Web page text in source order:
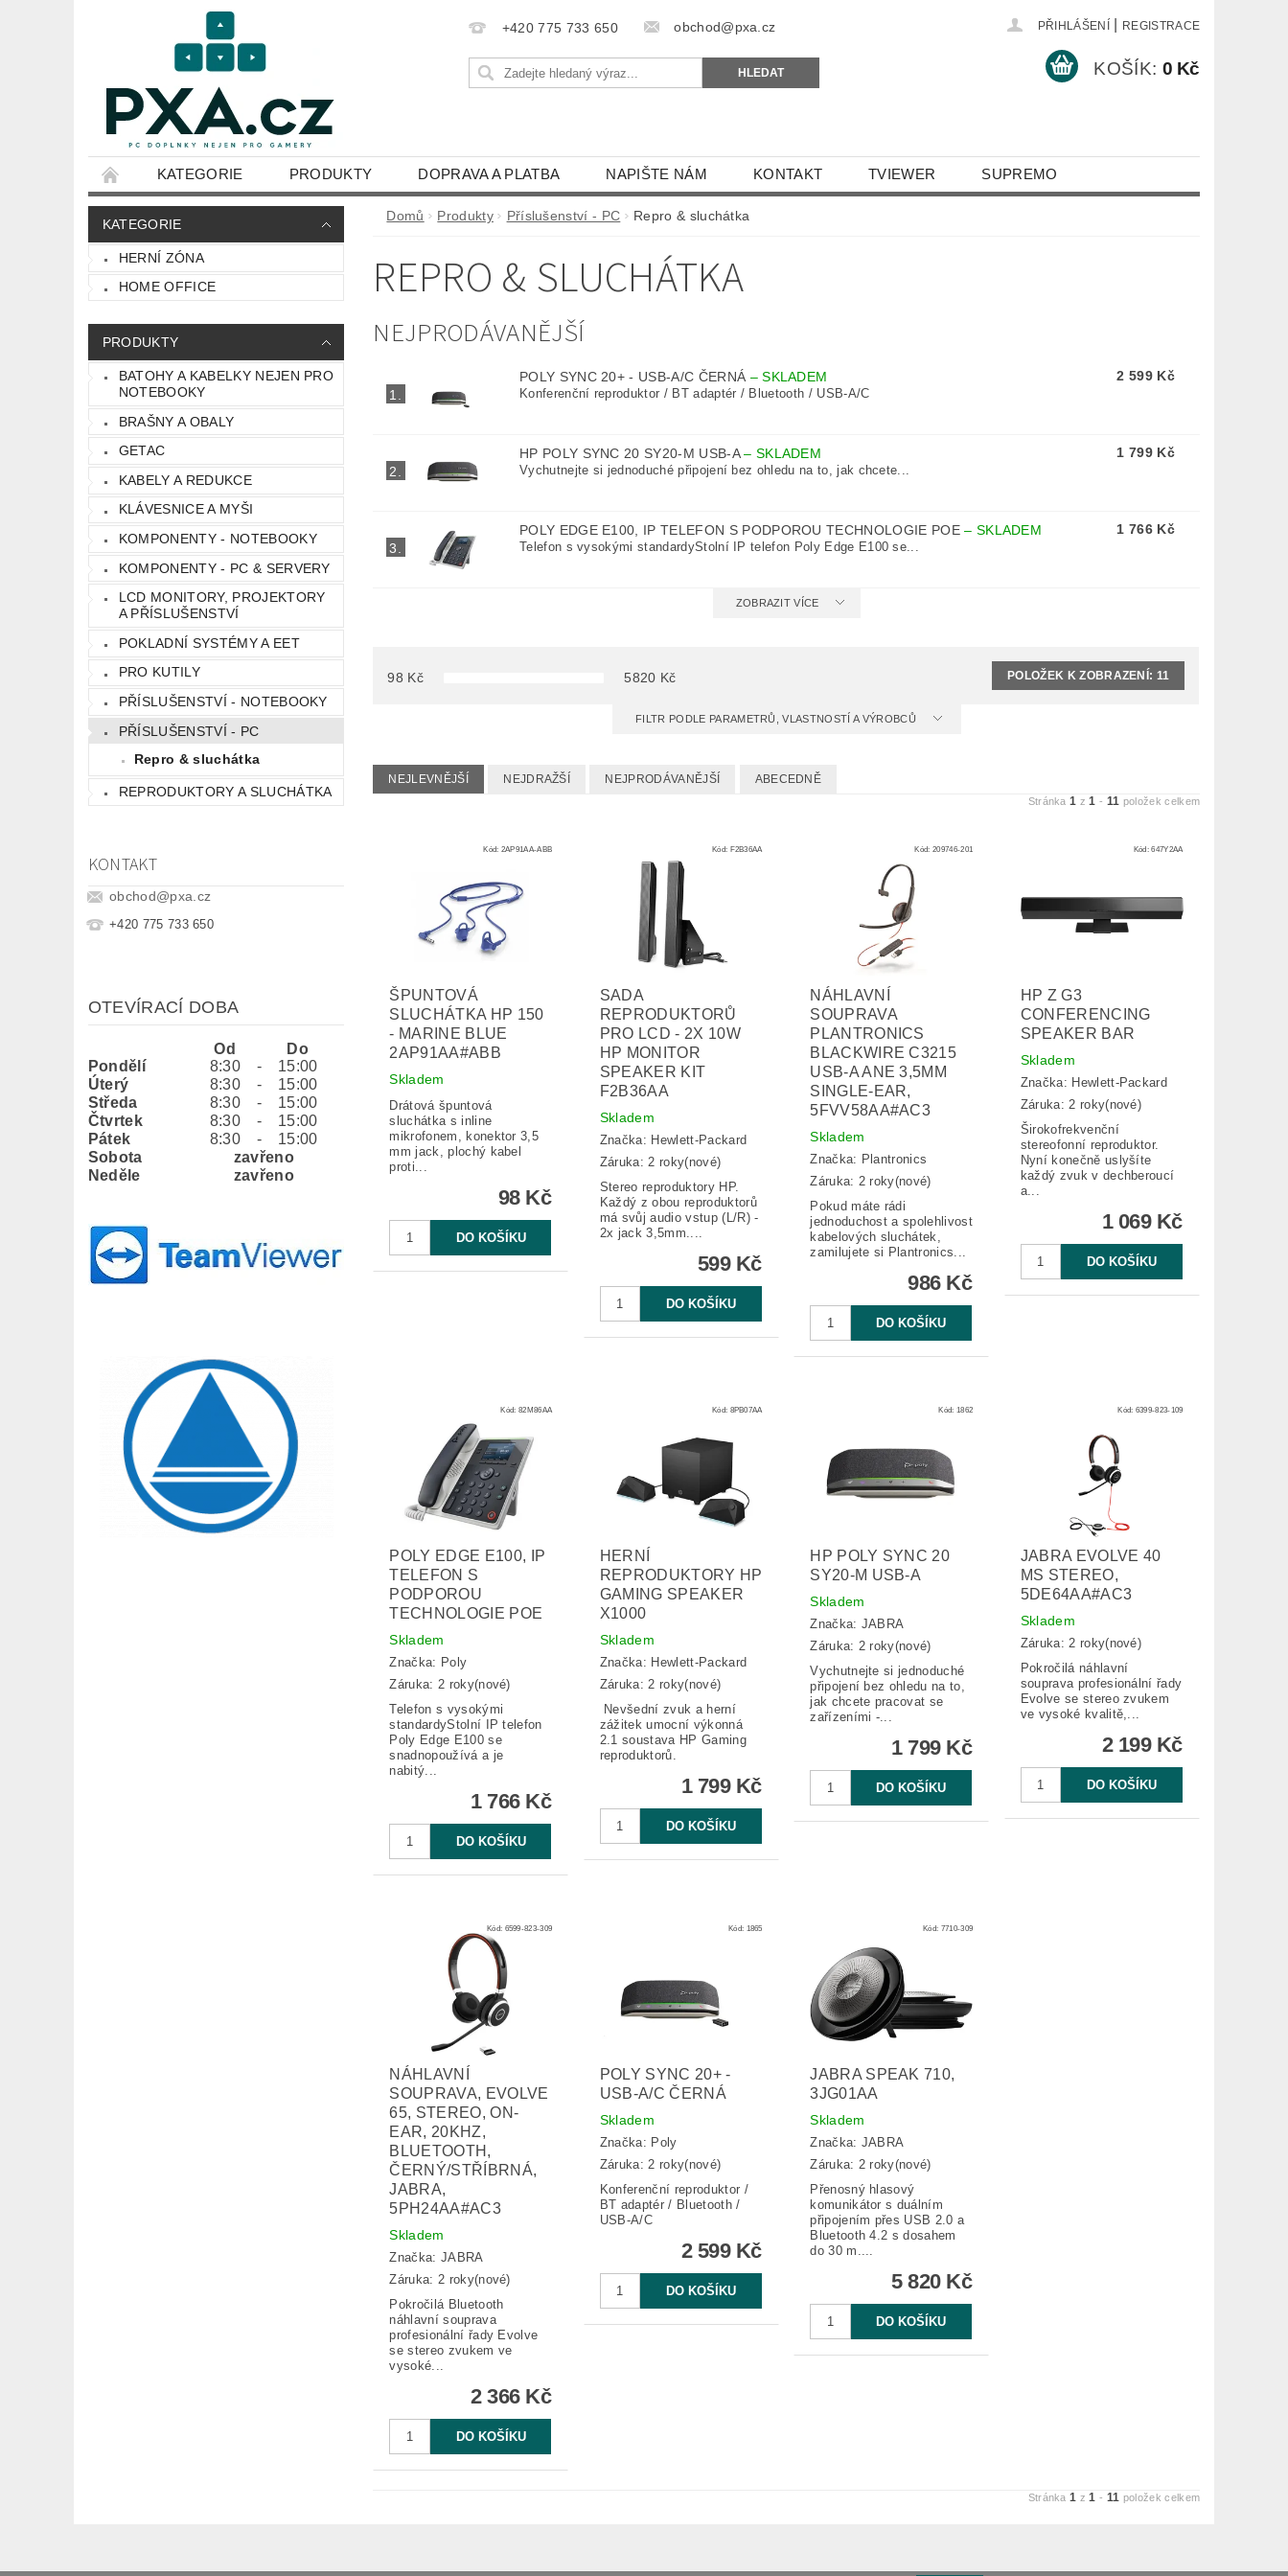
+420 775 733 650 obchod@pxa.cz PŘIHLÁŠENÍ REGISTRACE
KOŠÍK: 0 Kč
KATEGORIE PRODUKTY DOPRAVA A PLATBA NAPIŠTE NÁM KONTAKT TVIEWER SUPREMO
OBCHODNÍ PODMÍNKY
KATEGORIE
HERNÍ ZÓNA
HOME OFFICE
PRODUKTY
BATOHY A KABELKY NEJEN PRO
NOTEBOOKY
BRAŠNY A OBALY
GETAC
KABELY A REDUKCE
KLÁVESNICE A MYŠI
KOMPONENTY - NOTEBOOKY
KOMPONENTY - PC & SERVERY
LCD MONITORY, PROJEKTORY
A PŘÍSLUŠENSTVÍ
POKLADNÍ SYSTÉMY A EET
PRO KUTILY
PŘÍSLUŠENSTVÍ - NOTEBOOKY
PŘÍSLUŠENSTVÍ - PC
Repro & sluchátka
REPRODUKTORY A SLUCHÁTKA
KONTAKT
obchod@pxa.cz
+420 775 733 650
OTEVÍRACÍ DOBA
Od
Do
Pondělí
8:30 -
15:00
Úterý
8:30 -
15:00
Středa
8:30 -
15:00
Čtvrtek
8:30 -
15:00
Pátek
8:30 -
15:00
Sobota
zavřeno
Neděle
zavřeno
Domů Produkty Příslušenství - PC Repro & sluchátka
REPRO & SLUCHÁTKA
NEJPRODÁVANĚJŠÍ
1.
POLY SYNC 20+ - USB-A/C ČERNÁ –SKLADEM
Konferenční reproduktor / BT adaptér / Bluetooth / USB-A/C
2 599 Kč
2.
HP POLY SYNC 20 SY20-M USB-A– SKLADEM
Vychutnejte si jednoduché připojení bez ohledu na to, jak chcete...
1 799 Kč
3.
POLY EDGE E100, IP TELEFON S PODPOROU TECHNOLOGIE POE– SKLADEM
Telefon s vysokými standardyStolní IP telefon Poly Edge E100 se...
1 766 Kč
ZOBRAZIT VÍCE
98 Kč 5820 Kč POLOŽEK K ZOBRAZENÍ: 11
FILTR PODLE PARAMETRŮ, VLASTNOSTÍ A VÝROBCŮ
NEJLEVNĚJŠÍ NEJDRAŽŠÍ NEJPRODÁVANĚJŠÍ ABECEDNĚ
Stránka1 z1 - 11 položek celkem
Kód: 2AP91AA-ABB
ŠPUNTOVÁ
SLUCHÁTKA HP 150
- MARINE BLUE
2AP91AA#ABB
Skladem
Drátová špuntová
sluchátka s inline
mikrofonem, konektor 3,5
mm jack, plochý kabel
proti...
98 Kč
Kód: F2B36AA
SADA
REPRODUKTORŮ
PRO LCD - 2X 10W
HP MONITOR
SPEAKER KIT
F2B36AA
Skladem
Značka: Hewlett-Packard
Záruka: 2 roky(nové)
Stereo reproduktory HP.
Každý z obou reproduktorů
má svůj audio vstup (L/R) -
2x jack 3,5mm....
599 Kč
Kód:209746-201
NÁHLAVNÍ
SOUPRAVA
PLANTRONICS
BLACKWIRE C3215
USB-A ANE 3,5MM
SINGLE-EAR,
5FVV58AA#AC3
Skladem
Značka: Plantronics
Záruka: 2 roky(nové)
Pokud máte rádi
jednoduchost a spolehlivost
kabelových sluchátek,
zamilujete si Plantronics...
986 Kč
Kód:647Y2AA
HP Z G3
CONFERENCING
SPEAKER BAR
Skladem
Značka: Hewlett-Packard
Záruka: 2 roky(nové)
Širokofrekvenční
stereofonní reproduktor.
Nyní konečně uslyšíte
každý zvuk v dechberoucí
a...
1 069 Kč
Kód:82M86AA
POLY EDGE E100, IP
TELEFON S
PODPOROU
TECHNOLOGIE POE
Skladem
Značka: Poly
Záruka: 2 roky(nové)
Telefon s vysokými
standardyStolní IP telefon
Poly Edge E100 se
snadnopoužívá a je
nabitý...
1 766 Kč
Kód: 8PB07AA
HERNÍ
REPRODUKTORY HP
GAMING SPEAKER
X1000
Skladem
Značka: Hewlett-Packard
Záruka: 2 roky(nové)
Nevšední zvuk a herní
zážitek umocní výkonná
2.1 soustava HP Gaming
reproduktorů.
1 799 Kč
Kód: 1862
HP POLY SYNC 20
SY20-M USB-A
Skladem
Značka: JABRA
Záruka: 2 roky(nové)
Vychutnejte si jednoduché
připojení bez ohledu na to,
jak chcete pracovat se
zařízeními -...
1 799 Kč
Kód: 6399-823-109
JABRA EVOLVE 40
MS STEREO,
5DE64AA#AC3
Skladem
Záruka: 2 roky(nové)
Pokročilá náhlavní
souprava profesionální řady
Evolve se stereo zvukem
ve vysoké kvalitě,...
2 199 Kč
Kód: 6599-823-309
NÁHLAVNÍ
SOUPRAVA, EVOLVE
65, STEREO, ON-
EAR, 20KHZ,
BLUETOOTH,
ČERNÝ/STŘÍBRNÁ,
JABRA,
5PH24AA#AC3
Skladem
Značka: JABRA
Záruka: 2 roky(nové)
Pokročilá Bluetooth
náhlavní souprava
profesionální řady Evolve
se stereo zvukem ve
vysoké...
2 366 Kč
Kód: 1865
POLY SYNC 20+ -
USB-A/C ČERNÁ
Skladem
Značka: Poly
Záruka: 2 roky(nové)
Konferenční reproduktor /
BT adaptér / Bluetooth /
USB-A/C
2 599 Kč
Kód: 7710-309
JABRA SPEAK 710,
3JG01AA
Skladem
Značka: JABRA
Záruka: 2 roky(nové)
Přenosný hlasový
komunikátor s duálním
připojením přes USB 2.0 a
Bluetooth 4.2 s dosahem
do 30 m....
5 820 Kč
Stránka1 z1 - 11 položek celkem